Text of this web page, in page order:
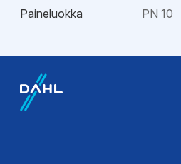
Paineluokka PN 10
EPD-
ympäristöseloste